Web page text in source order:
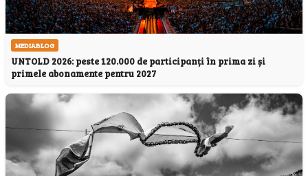
MEDIABLOG
UNTOLD 2026: peste 120.000 de participanți în prima zi și
primele abonamente pentru 2027